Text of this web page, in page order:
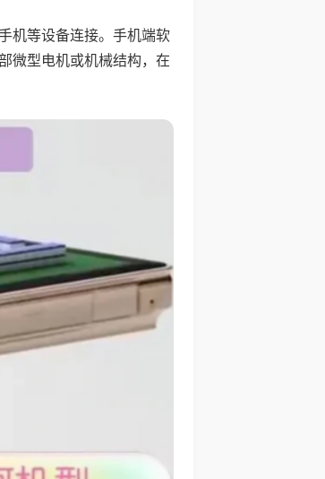
机等设备连接。手机端软
微型电机或机械结构，在